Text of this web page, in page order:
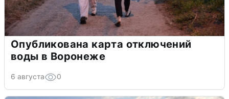
Опубликована карта отключений
воды в Воронеже
6 августа 0